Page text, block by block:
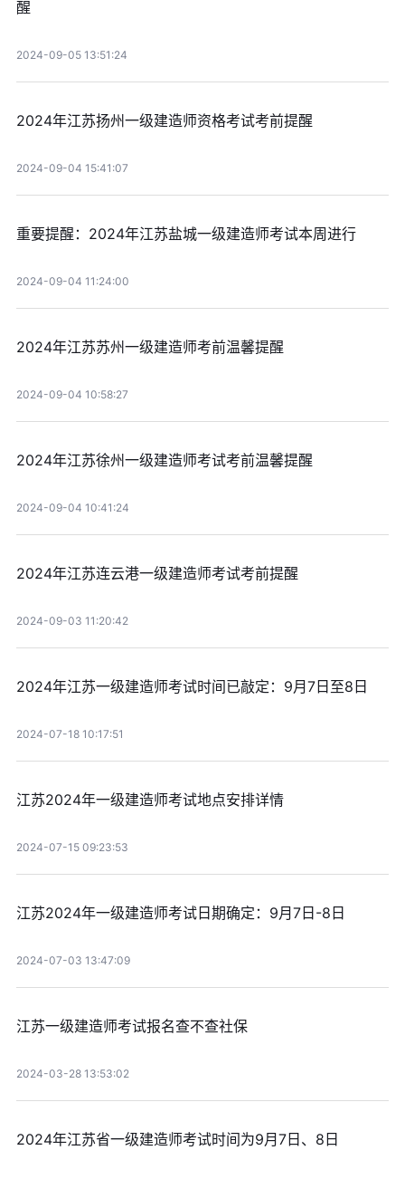
醒
2024-09-05 13:51:24
2024年江苏扬州一级建造师资格考试考前提醒
2024-09-04 15:41:07
重要提醒：2024年江苏盐城一级建造师考试本周进行
2024-09-04 11:24:00
2024年江苏苏州一级建造师考前温馨提醒
2024-09-04 10:58:27
2024年江苏徐州一级建造师考试考前温馨提醒
2024-09-04 10:41:24
2024年江苏连云港一级建造师考试考前提醒
2024-09-03 11:20:42
2024年江苏一级建造师考试时间已敲定：9月7日至8日
2024-07-18 10:17:51
江苏2024年一级建造师考试地点安排详情
2024-07-15 09:23:53
江苏2024年一级建造师考试日期确定：9月7日-8日
2024-07-03 13:47:09
江苏一级建造师考试报名查不查社保
2024-03-28 13:53:02
2024年江苏省一级建造师考试时间为9月7日、8日